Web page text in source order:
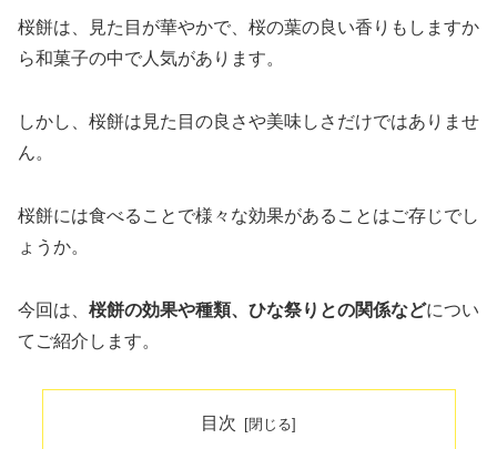
桜餅は、見た目が華やかで、桜の葉の良い香りもしますか
ら和菓子の中で人気があります。
しかし、桜餅は見た目の良さや美味しさだけではありませ
ん。
桜餅には食べることで様々な効果があることはご存じでし
ょうか。
今回は、 桜餅の効果や種類、ひな祭りとの関係などについ
てご紹介します。
目次